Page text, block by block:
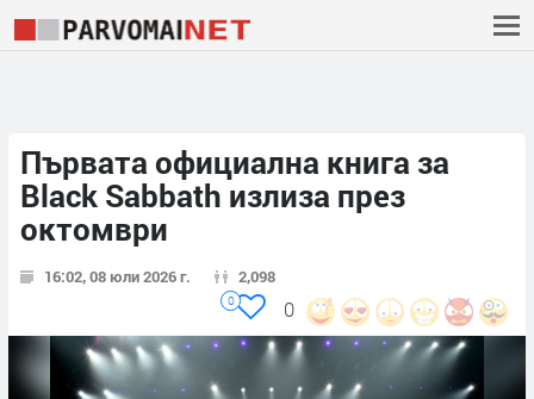
Първата официална книга за
Black Sabbath излиза през
октомври
16:02, 08 юли 2026 г. 2,098
0
0